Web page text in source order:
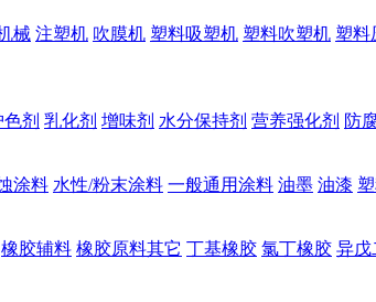
械 注塑机 吹膜机 塑料吸塑机 塑料吹塑机 塑料
剂 乳化剂 增味剂 水分保持剂 营养强化剂 防
涂料 水性/粉末涂料 一般通用涂料 油墨 油漆
橡胶辅料 橡胶原料其它 丁基橡胶 氯丁橡胶 异戊